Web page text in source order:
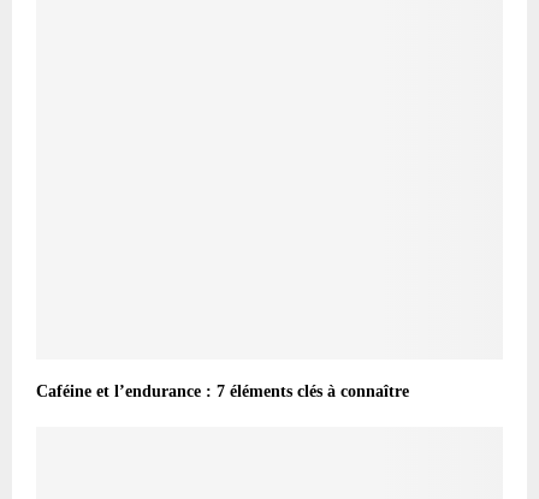
Caféine et l’endurance : 7 éléments clés à connaître